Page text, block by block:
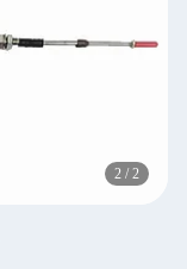
2 / 2